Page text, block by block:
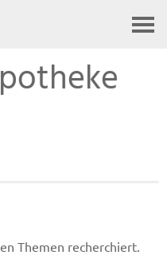
Themen recherchiert.